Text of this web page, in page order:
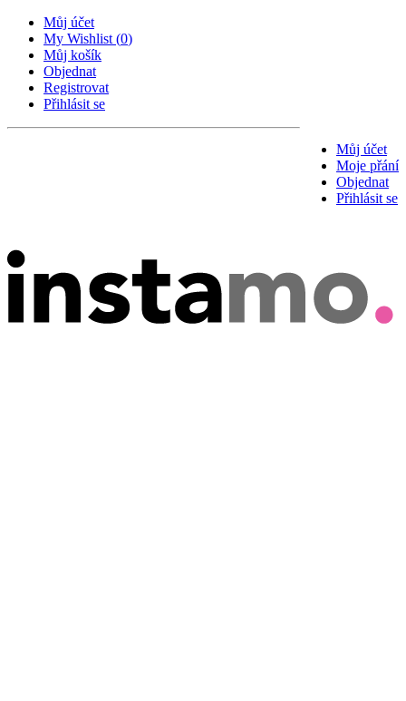
Můj účet
My Wishlist (0)
Můj košík
Objednat
Registrovat
Přihlásit se
Můj účet
Moje přání
Objednat
Přihlásit se